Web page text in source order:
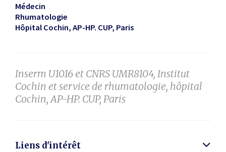
Médecin
Rhumatologie
Hôpital Cochin, AP-HP. CUP Paris
Inserm U1016 et CNRS UMR8104, Institut
Cochin et service de rhumatologie, hôpital
Cochin, AP-HP. CUP, Paris
Liens d'intérêt